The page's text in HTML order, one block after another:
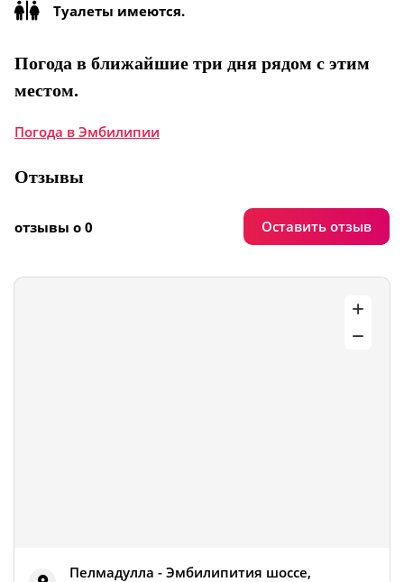
Туалеты имеются.
Погода в ближайшие три дня рядом с этим
местом.
Погода в Эмбилипии
Отзывы
отзывы о 0 Оставить отзыв
Пелмадулла - Эмбилипития шоссе,